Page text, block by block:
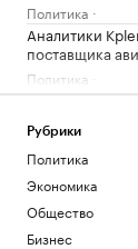
Политика
Аналитики
поставщика
Политика
Сенат США
шатдауна
Политика
Матч звезд на
завершился
Спорт
Рубрики
Политика
Экономика
Общество
Бизнес